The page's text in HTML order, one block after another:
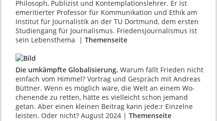
Philosoph, Publizist und Kontempla­tionslehrer. Er ist
emeritierter Professor für Kommunikation und Ethik am
Institut für Jour­nalistik an der TU Dortmund, dem ersten
Stu­diengang für Journalismus. Friedensjourna­lismus ist
sein Lebensthema | Themenseite
Die umkämpfte Globalisierung. Warum fällt Frieden nicht
einfach vom Himmel? Vortrag und Gespräch mit Andreas
Büttner. Wenn es mög­lich wäre, die Welt an einem Wo­
chenende zu retten, hätte es vielleicht schon jemand
getan. Aber einen kleinen Beitrag kann jede:r Einzelne
leis­ten. Oder nicht? August 2024 | Themenseite